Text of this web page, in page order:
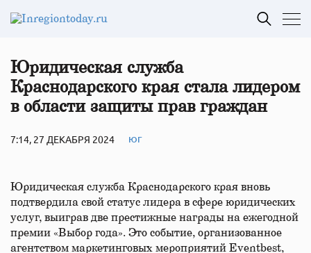
Юридическая служба
Краснодарского края стала лидером
в области защиты прав граждан
7:14, 27 ДЕКАБРЯ 2024 ЮГ
Юридическая служба Краснодарского края вновь
подтвердила свой статус лидера в сфере юридических
услуг, выиграв две престижные награды на ежегодной
премии «Выбор года». Это событие, организованное
агентством маркетинговых мероприятий Eventbest,